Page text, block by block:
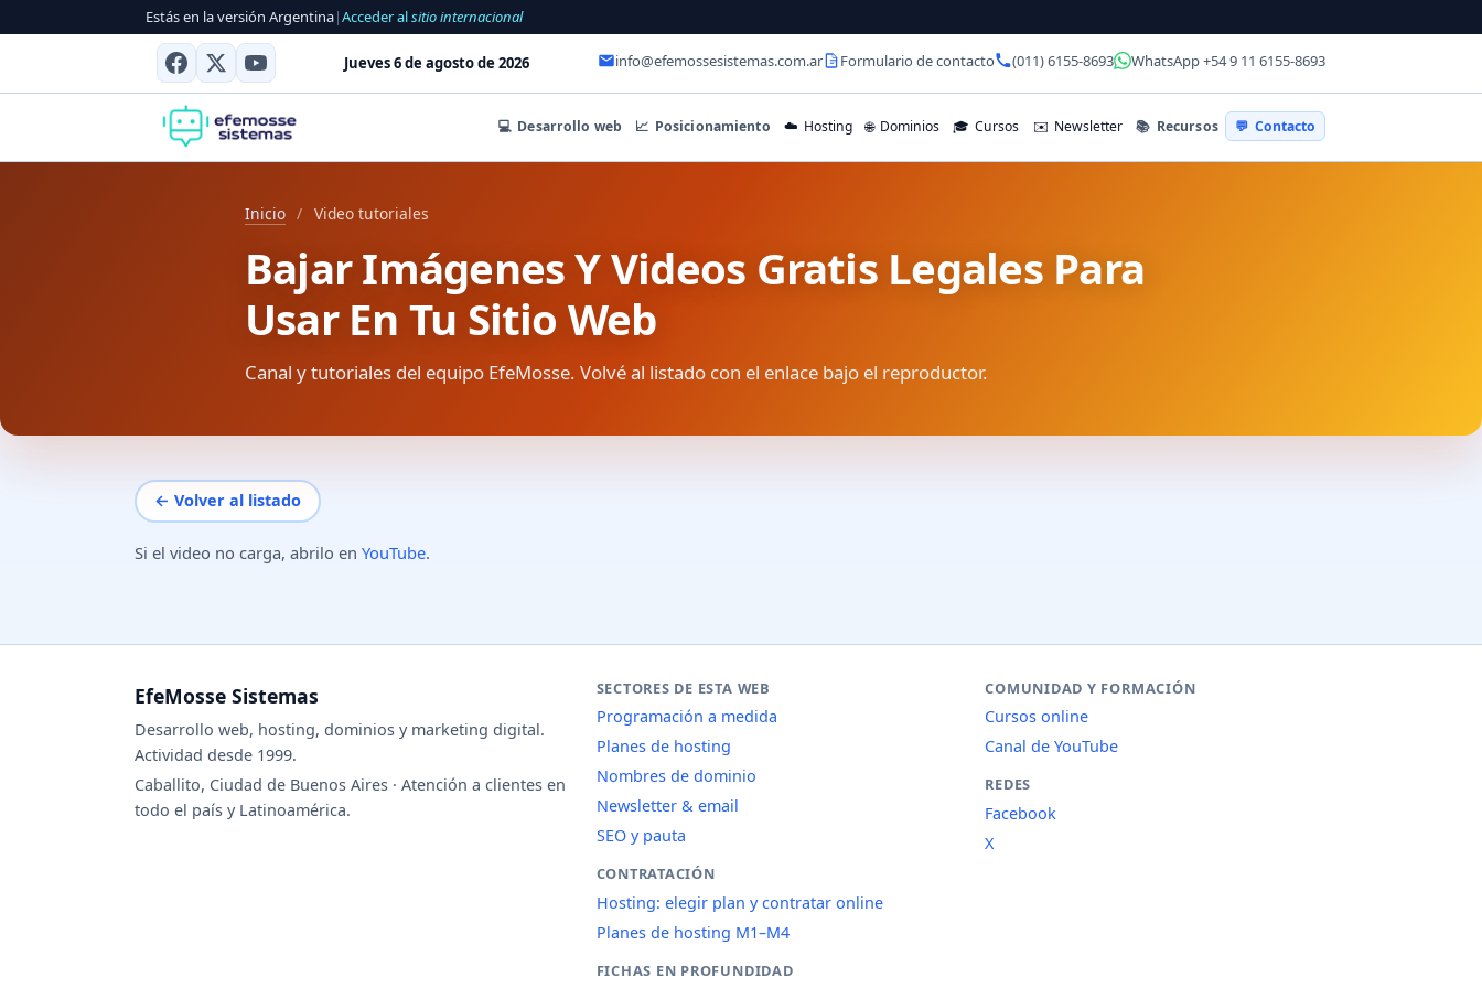
Estás en la versión Argentina|Acceder alsitio internacional
Jueves 6 de agosto de 2026 info@efemossesistemas.com.ar Formulario de contacto (011) 6155-8693 WhatsApp +54 9 11 6155-8693
💻 Desarrollo web 📈 Posicionamiento ☁️ Hosting 🌐 Dominios 🎓 Cursos ✉️ Newsletter 📚 Recursos 💬 Contacto
Inicio / Video tutoriales
Bajar Imágenes Y Videos Gratis Legales Para
Usar En Tu Sitio Web
Canal y tutoriales del equipo EfeMosse. Volvé al listado con el enlace bajo el reproductor.
← Volver al listado
Si el video no carga, abrilo en YouTube.
EfeMosse Sistemas
Desarrollo web, hosting, dominios y marketing digital.
Actividad desde 1999.
Caballito, Ciudad de Buenos Aires · Atención a clientes en
todo el país y Latinoamérica.
SECTORES DE ESTA WEB
Programación a medida
Planes de hosting
Nombres de dominio
Newsletter & email
SEO y pauta
CONTRATACIÓN
Hosting: elegir plan y contratar online
Planes de hosting M1–M4
FICHAS EN PROFUNDIDAD
COMUNIDAD Y FORMACIÓN
Cursos online
Canal de YouTube
REDES
Facebook
X